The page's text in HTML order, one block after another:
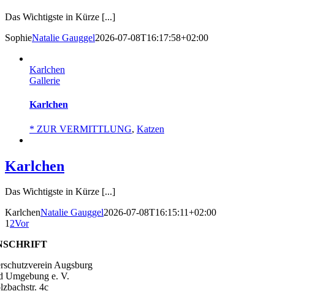
Das Wichtigste in Kürze [...]
SophieNatalie Gauggel2026-07-08T16:17:58+02:00
Karlchen
Gallerie
Karlchen
* ZUR VERMITTLUNG, Katzen
Karlchen
Das Wichtigste in Kürze [...]
KarlchenNatalie Gauggel2026-07-08T16:15:11+02:00
12Vor
Augsburg
Umgebung e. V.
4c